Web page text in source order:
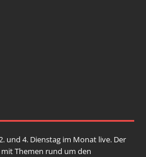
und 4. Dienstag im Monat live. Der
Themen rund um den